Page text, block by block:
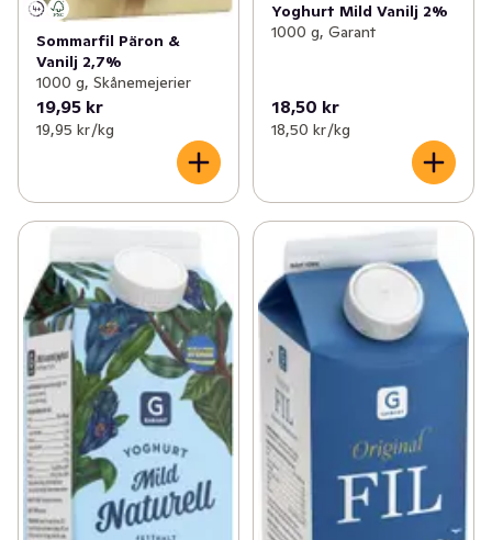
Sommarfil Päron &
Vanilj 2,7%
1000 g, Skånemejerier
19,95 kr
19,95 kr /kg
Yoghurt Mild Vanilj 2%
1000 g, Garant
18,50 kr
18,50 kr /kg